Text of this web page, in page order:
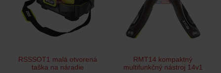
RSSSOT1 malá otvorená
taška na náradie
RMT14 kompaktný
multifunkčný nástroj 14v1